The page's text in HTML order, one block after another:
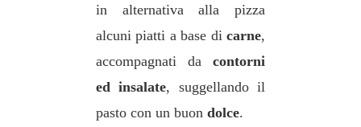
in alternativa alla pizza
alcuni piatti a base di carne,
accompagnati da contorni
ed insalate, suggellando il
pasto con un buon dolce.